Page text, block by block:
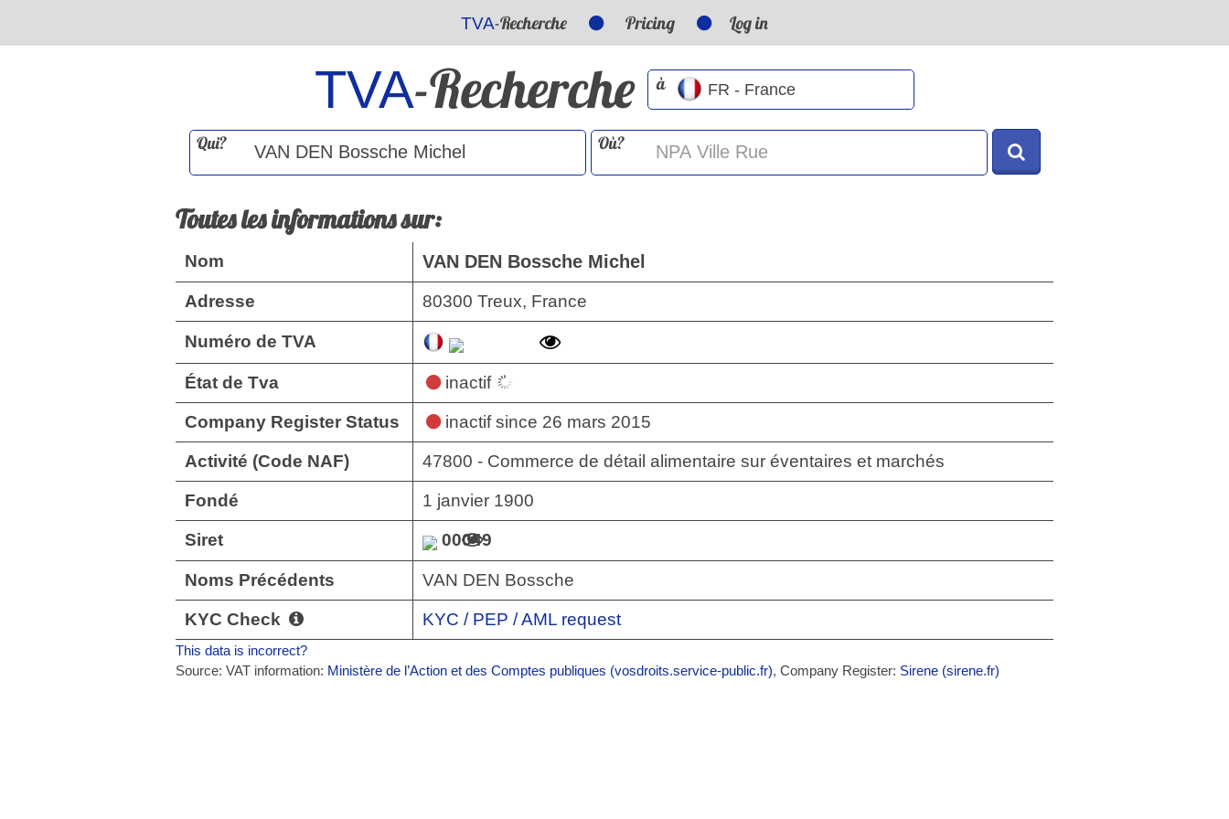
TVA-Recherche Pricing Log in
TVA-Recherche à
Qui? Où?
Toutes les informations sur:
Nom VAN DEN Bossche Michel
Adresse 80300 Treux, France
Numéro de TVA
État de Tva inactif
Company Register Status inactifsince 26 mars 2015
Activité (Code NAF) 47800 - Commerce de détail alimentaire sur éventaires et marchés
Fondé 1 janvier 1900
Siret 00049
Noms Précédents VAN DEN Bossche
KYC Check KYC / PEP / AML request
This data is incorrect?
Source: VAT information: Ministère de l’Action et des Comptes publiques (vosdroits.service-public.fr), Company Register: Sirene (sirene.fr)